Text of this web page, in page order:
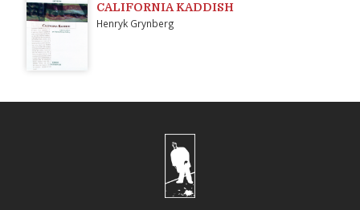
CALIFORNIA KADDISH
Henryk Grynberg